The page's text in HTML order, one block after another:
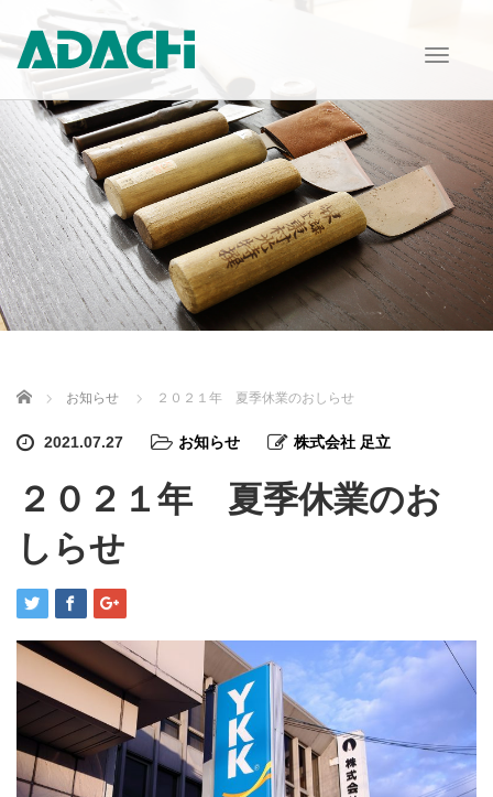
T
g
g
l
n
a
v
i
g
Home お知らせ ２０２１年 夏季休業のおしらせ
2021.07.27 お知らせ 株式会社 足立
２０２１年 夏季休業のお
しらせ